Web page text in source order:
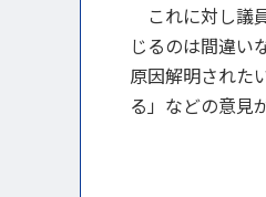
これに対し議
じるのは間違い
原因解明された
る」などの意見